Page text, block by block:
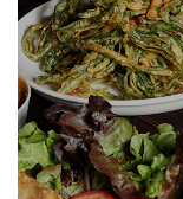
TOP
10
รีวิว
ร้าน
อาหาร
ที่